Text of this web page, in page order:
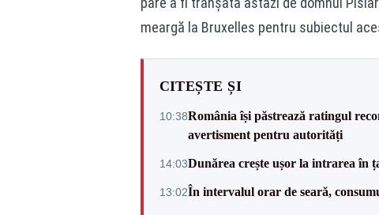
meargă la Bruxelles pentru subiectul
CITEȘTE ȘI
10:38România își păstrează ratingul
avertisment pentru autorități
14:03Dunărea crește ușor la intrarea în
13:02În intervalul orar de seară,